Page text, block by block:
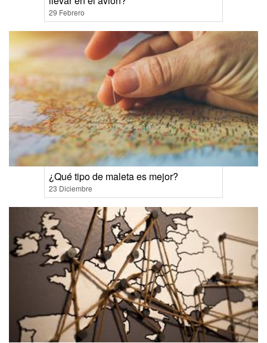
29 Febrero
¿Qué tipo de maleta es mejor?
23 Diciembre